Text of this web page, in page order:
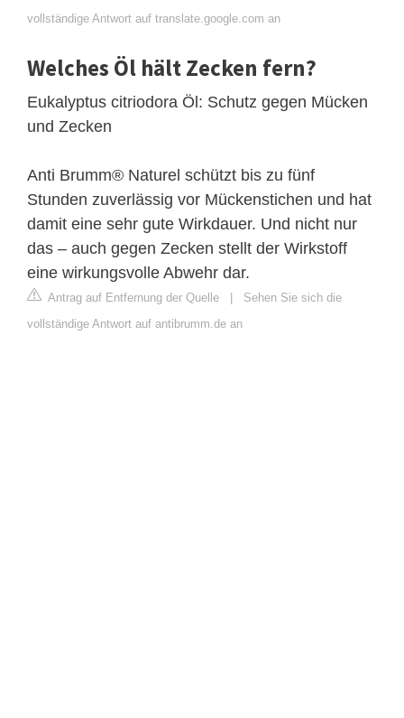
vollständige Antwort auf translate.google.com an
Welches Öl hält Zecken fern?
Eukalyptus citriodora Öl: Schutz gegen Mücken
und Zecken
Anti Brumm® Naturel schützt bis zu fünf
Stunden zuverlässig vor Mückenstichen und hat
damit eine sehr gute Wirkdauer. Und nicht nur
das – auch gegen Zecken stellt der Wirkstoff
eine wirkungsvolle Abwehr dar.
Antrag auf Entfernung der Quelle | Sehen Sie sich die
vollständige Antwort auf antibrumm.de an